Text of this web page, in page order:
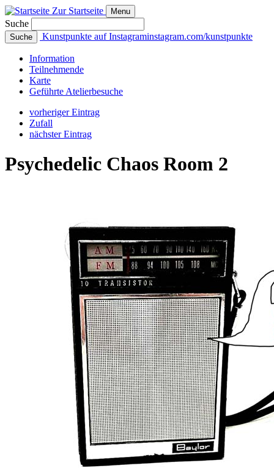
Zur Startseite Menu
Suche
Suche Kunstpunkte auf Instagraminstagram.com/kunstpunkte
Information
Teilnehmende
Karte
Geführte Atelierbesuche
vorheriger Eintrag
Zufall
nächster Eintrag
Psychedelic Chaos Room 2